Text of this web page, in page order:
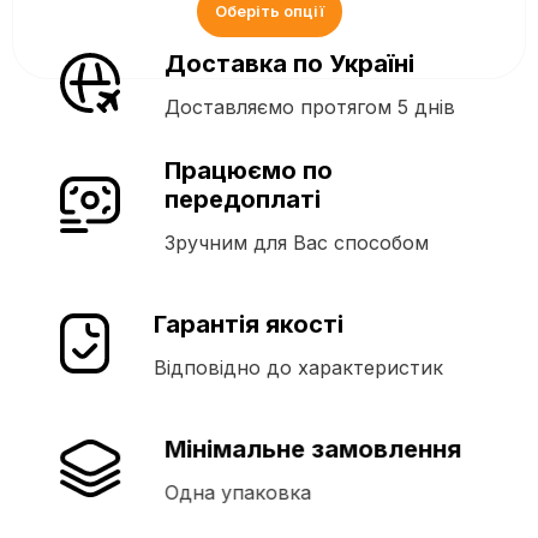
Оберіть опції
Доставка по Україні
Доставляємо протягом 5 днів
Працюємо по
передоплаті
Зручним для Вас способом
Гарантія якості
Відповідно до характеристик
Мінімальне замовлення
Одна упаковка